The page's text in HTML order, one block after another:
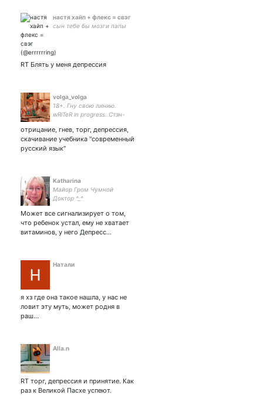
настя хайп + флекс = свэг
сын тебе бы мозги папы
RT Блять у меня депрессия
volga_volga
18+. Гну свою линию.
wRiTeR in progress. Стэн-
литературы, хейт-аккаунт
дэй джобы.
отрицание, гнев, торг, депрессия,
скачивание учебника "современный
русский язык"
Katharina
Майор Гром Чумной
Доктор ^_^
Может все сигнализирует о том,
что ребенок устал, ему не хватает
витаминов, у него Депресс…
Натали
я хз где она такое нашла, у нас не
ловит эту муть, может родня в
раш…
Alla.n
RT торг, депрессия и принятие. Как
раз к Великой Пасхе успеют.